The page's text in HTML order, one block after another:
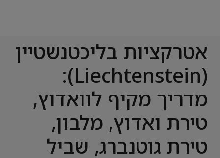
אטרקציות בליכטנשטיין
(Liechtenstein):
מדריך מקיף לוואדוץ,
טירת ואדוץ, מלבון,
טירת גוטנברג, שביל